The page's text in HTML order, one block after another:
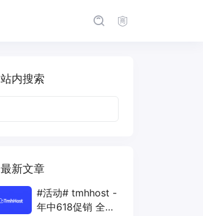
站内搜索
最新文章
#活动# tmhhost -
年中618促销 全场